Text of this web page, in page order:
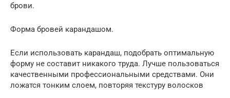
брови.
Форма бровей карандашом.
Если использовать карандаш, подобрать оптимальную
форму не составит никакого труда. Лучше пользоваться
качественными профессиональными средствами. Они
ложатся тонким слоем, повторяя текстуру волосков